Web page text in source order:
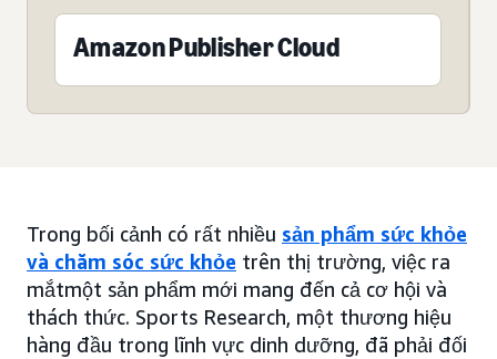
Amazon Publisher Cloud
Trong bối cảnh có rất nhiều sản phẩm sức khỏe
và chăm sóc sức khỏe trên thị trường, việc ra
mắtmột sản phẩm mới mang đến cả cơ hội và
thách thức. Sports Research, một thương hiệu
hàng đầu trong lĩnh vực dinh dưỡng, đã phải đối